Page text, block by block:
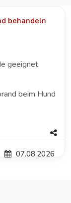
behandeln
geeignet,
beim Hund
07.08.2026